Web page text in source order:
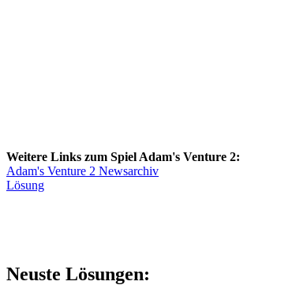
Weitere Links zum Spiel Adam's Venture 2:
Adam's Venture 2 Newsarchiv
Lösung
Neuste Lösungen: